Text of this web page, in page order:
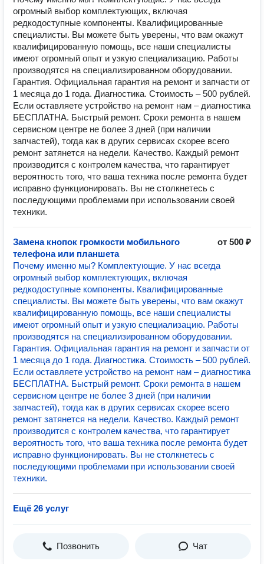
огромный выбор комплектующих, включая
редкодоступные компоненты. Квалифицированные
специалисты. Вы можете быть уверены, что вам окажут
квалифицированную помощь, все наши специалисты
имеют огромный опыт и узкую специализацию. Работы
производятся на специализированном оборудовании.
Гарантия. Официальная гарантия на ремонт и запчасти от
1 месяца до 1 года. Диагностика. Стоимость – 500 рублей.
Если оставляете устройство на ремонт нам – диагностика
БЕСПЛАТНА. Быстрый ремонт. Сроки ремонта в нашем
сервисном центре не более 3 дней (при наличии
запчастей), тогда как в других сервисах скорее всего
ремонт затянется на недели. Качество. Каждый ремонт
производится с контролем качества, что гарантирует
вероятность того, что ваша техника после ремонта будет
исправно функционировать. Вы не столкнетесь с
последующими проблемами при использовании своей
техники.
Замена кнопок громкости мобильного
телефона или планшета
от 500 ₽
Почему именно мы? Комплектующие. У нас всегда
огромный выбор комплектующих, включая
редкодоступные компоненты. Квалифицированные
специалисты. Вы можете быть уверены, что вам окажут
квалифицированную помощь, все наши специалисты
имеют огромный опыт и узкую специализацию. Работы
производятся на специализированном оборудовании.
Гарантия. Официальная гарантия на ремонт и запчасти от
1 месяца до 1 года. Диагностика. Стоимость – 500 рублей.
Если оставляете устройство на ремонт нам – диагностика
БЕСПЛАТНА. Быстрый ремонт. Сроки ремонта в нашем
сервисном центре не более 3 дней (при наличии
запчастей), тогда как в других сервисах скорее всего
ремонт затянется на недели. Качество. Каждый ремонт
производится с контролем качества, что гарантирует
вероятность того, что ваша техника после ремонта будет
исправно функционировать. Вы не столкнетесь с
последующими проблемами при использовании своей
техники.
Ещё 26 услуг
Позвонить Чат